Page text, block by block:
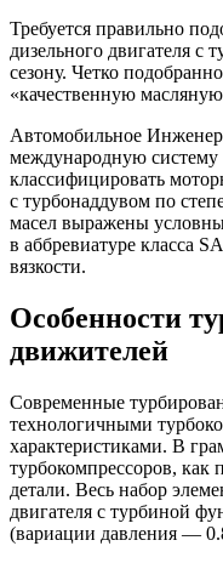
Требуется правильно
дизельного двигателя с
сезону. Четко
«качественную
Автомобильное
международную
классифицировать
с турбонаддувом по
масел выражены
в аббревиатуре класса
вязкости.
Особенности
движителей
Современные
технологичными
характеристиками. В
турбокомпрессоров, как
детали. Весь набор
двигателя с турбиной
(вариации давления —